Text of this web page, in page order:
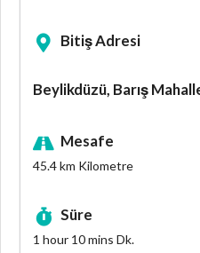
Bitiş Adresi
Beylikdüzü, Barış
Mesafe
45.4 km Kilometre
Süre
1 hour 10 mins Dk.